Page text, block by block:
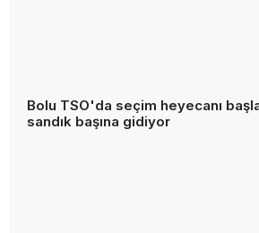
Bolu TSO'da seçim heyecanı
sandık başına gidiyor